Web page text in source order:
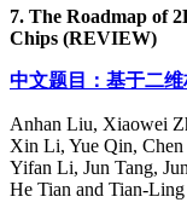
7. The Roadmap of
Chips (REVIEW)
中文题目：基于二
Anhan Liu, Xiaowei
Xin Li, Yue Qin, Chen
Yifan Li, Jun Tang,
He Tian and Tian-Ling